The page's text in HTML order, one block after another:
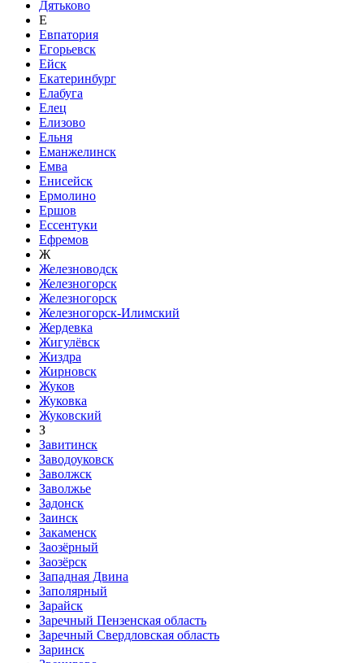
Дятьково
Е
Евпатория
Егорьевск
Ейск
Екатеринбург
Елабуга
Елец
Елизово
Ельня
Еманжелинск
Емва
Енисейск
Ермолино
Ершов
Ессентуки
Ефремов
Ж
Железноводск
Железногорск
Железногорск
Железногорск-Илимский
Жердевка
Жигулёвск
Жиздра
Жирновск
Жуков
Жуковка
Жуковский
З
Завитинск
Заводоуковск
Заволжск
Заволжье
Задонск
Заинск
Закаменск
Заозёрный
Заозёрск
Западная Двина
Заполярный
Зарайск
Заречный Пензенская область
Заречный Свердловская область
Заринск